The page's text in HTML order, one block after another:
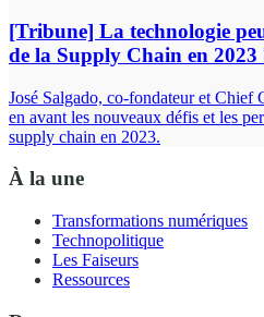
[Tribune] La technologie
de la Supply Chain en 2023
José Salgado, co-fondateur et
en avant les nouveaux défis et les
supply chain en 2023.
À la une
Transformations numériques
Technopolitique
Les Faiseurs
Ressources